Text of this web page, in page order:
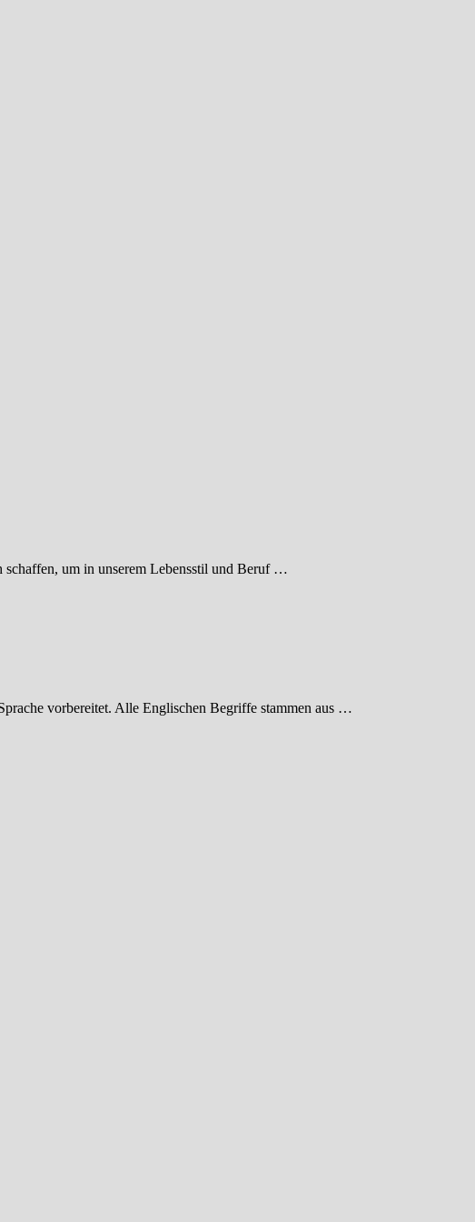
schaffen, um in unserem Lebensstil und Beruf …
vorbereitet. Alle Englischen Begriffe stammen aus …